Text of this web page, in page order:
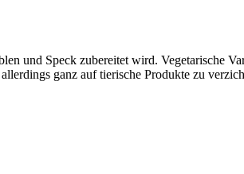
und Speck zubereitet wird. Vegetarische
ganz auf tierische Produkte zu